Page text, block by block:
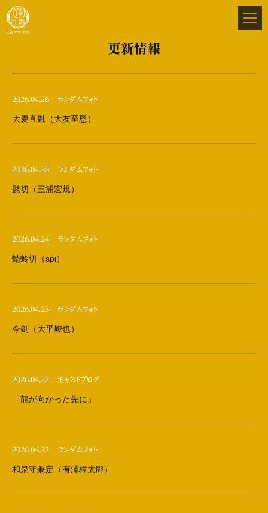
更新情報
2026.04.26 ランダムフォト
大慶直胤（大友至恩）
2026.04.25 ランダムフォト
髭切（三浦宏規）
2026.04.24 ランダムフォト
蜻蛉切（spi）
2026.04.23 ランダムフォト
今剣（大平峻也）
2026.04.22 キャストブログ
「龍が向かった先に」
2026.04.22 ランダムフォト
和泉守兼定（有澤樟太郎）